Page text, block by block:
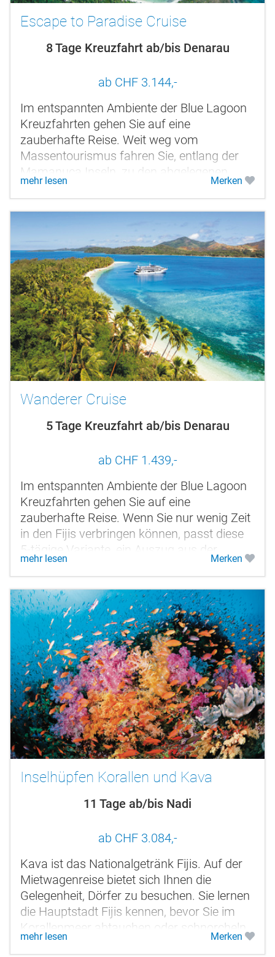
Escape to Paradise Cruise
8 Tage Kreuzfahrt ab/bis Denarau
ab CHF 3.144,-
Im entspannten Ambiente der Blue Lagoon
Kreuzfahrten gehen Sie auf eine
zauberhafte Reise. Weit weg vom
Massentourismus fahren Sie, entlang der
Mamanuca Inseln, zu den abgelegenen
Yasawas. Sie verbringen wenige Stunden an
Bord. Die...
mehr lesen Merken
Wanderer Cruise
5 Tage Kreuzfahrt ab/bis Denarau
ab CHF 1.439,-
Im entspannten Ambiente der Blue Lagoon
Kreuzfahrten gehen Sie auf eine
zauberhafte Reise. Wenn Sie nur wenig Zeit
in den Fijis verbringen können, passt diese
5-tägige Variante, ein Auszug aus der
kompletten 8-tägigen Route, besser in...
mehr lesen Merken
Inselhüpfen Korallen und Kava
11 Tage ab/bis Nadi
ab CHF 3.084,-
Kava ist das Nationalgetränk Fijis. Auf der
Mietwagenreise bietet sich Ihnen die
Gelegenheit, Dörfer zu besuchen. Sie lernen
die Hauptstadt Fijis kennen, bevor Sie im
Korallenmeer abtauchen oder schnorcheln.
Die Garteninsel Taveuni ist...
mehr lesen Merken